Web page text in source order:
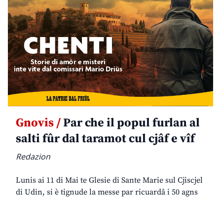
Gnovis /Par che il popul furlan al
salti fûr dal taramot cul cjâf e vîf
Redazion
Lunis ai 11 di Mai te Glesie di Sante Marie sul Cjiscjel
di Udin, si è tignude la messe par ricuardâ i 50 agns